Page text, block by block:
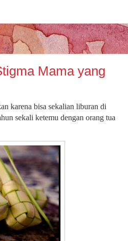
Mama yang
karena bisa sekalian liburan di
sekali ketemu dengan orang tua